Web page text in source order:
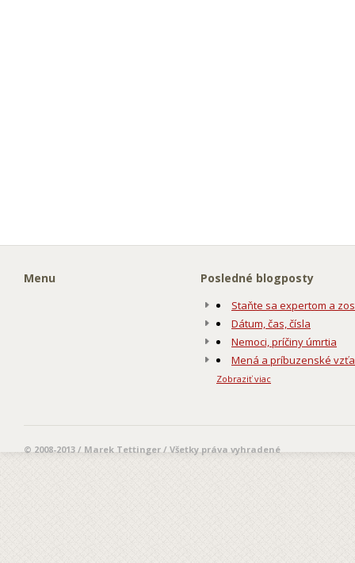
Menu Posledné blogposty
Staňte sa expertom a
Dátum, čas, čísla
Nemoci, príčiny úmrtia
Mená a príbuzenské
Zobraziť viac
© 2008-2013 / Marek Tettinger / Všetky práva vyhradené